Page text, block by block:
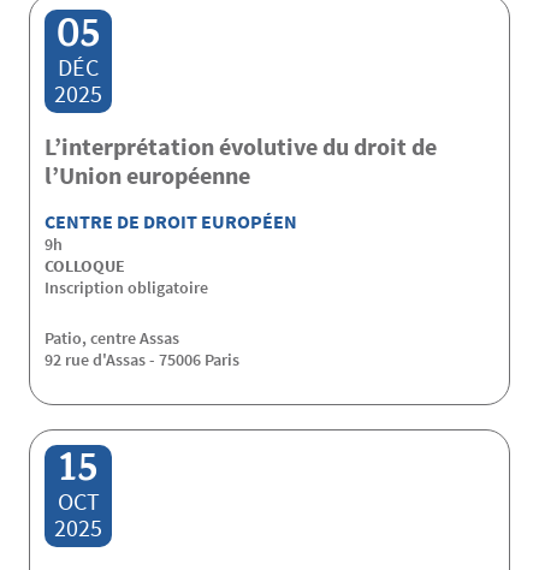
05
DÉC
2025
L’interprétation évolutive du droit de
l’Union européenne
CENTRE DE DROIT EUROPÉEN
9h
COLLOQUE
Inscription obligatoire
Patio, centre Assas
92 rue d'Assas - 75006 Paris
15
OCT
2025